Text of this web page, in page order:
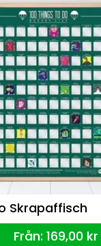
Skrapaffisch
Från: 169,00 kr